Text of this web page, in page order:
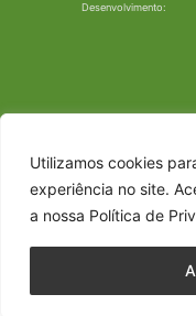
Utilizamos cookies
experiência no site.
a nossa Política de
Desenvolvimento: